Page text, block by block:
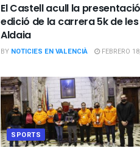
El Castell acull la
edició de la carrera 5k de
Aldaia
BY NOTICIES EN VALENCIÀ FEBRERO
SPORTS